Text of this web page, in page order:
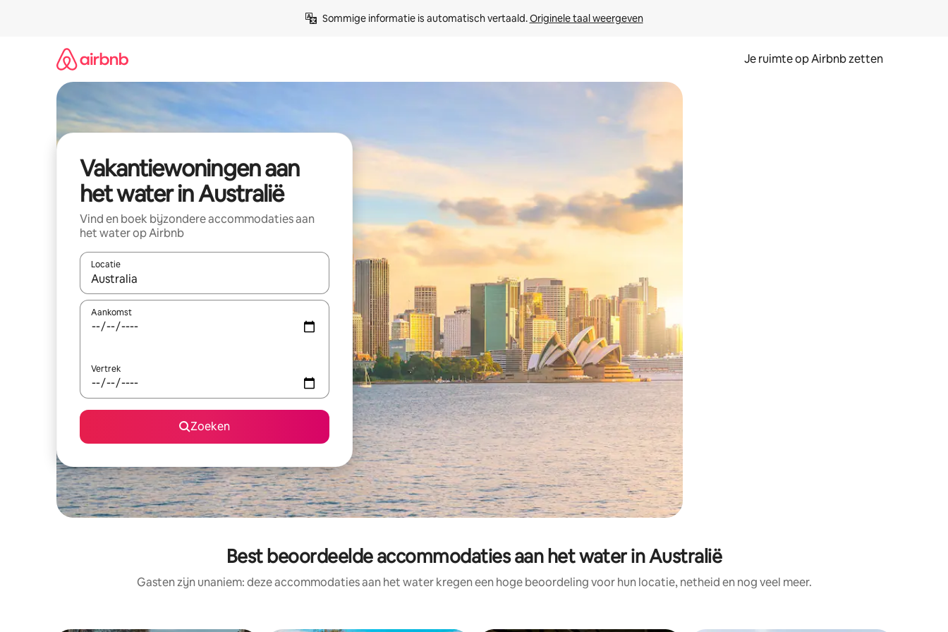
Sommige informatie is automatisch vertaald. Originele taal weergeven
Je ruimte op Airbnb zetten
Vakantiewoningen aan
het water in Australië
Vind en boek bijzondere accommodaties aan
het water op Airbnb
Locatie
Wanneer er suggesties beschikbaar zijn, maak je een keuze met je de pijltjestoetsen omhoog en omlaag, óf door te tikken of swipen.
Aankomst
Vertrek
Zoeken
Best beoordeelde accommodaties aan het water in Australië
Gasten zijn unaniem: deze accommodaties aan het water kregen een hoge beoordeling voor hun locatie, netheid en nog veel meer.